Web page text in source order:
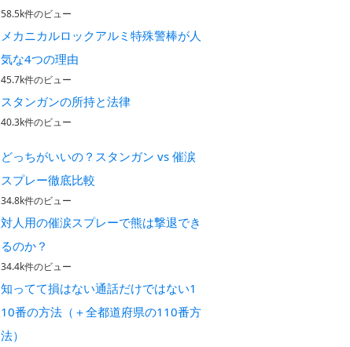
58.5k件のビュー
メカニカルロックアルミ特殊警棒が人
気な4つの理由
45.7k件のビュー
スタンガンの所持と法律
40.3k件のビュー
どっちがいいの？スタンガン vs 催涙
スプレー徹底比較
34.8k件のビュー
対人用の催涙スプレーで熊は撃退でき
るのか？
34.4k件のビュー
知ってて損はない通話だけではない1
10番の方法（＋全都道府県の110番方
法）